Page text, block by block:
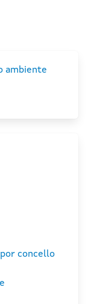
ambiente
concello